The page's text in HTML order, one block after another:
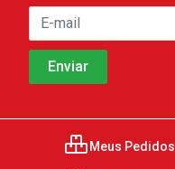
Meus Pedidos